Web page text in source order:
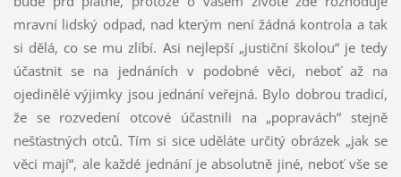
mravní lidský odpad, nad kterým není žádná kontrola a tak
si dělá, co se mu zlíbí. Asi nejlepší „justiční školou“ je tedy
účastnit se na jednáních v podobné věci, neboť až na
ojedinělé výjimky jsou jednání veřejná. Bylo dobrou tradicí,
že se rozvedení otcové účastnili na „popravách“ stejně
nešťastných otců. Tím si sice uděláte určitý obrázek „jak se
věci mají“, ale každé jednání je absolutně jiné, neboť vše se